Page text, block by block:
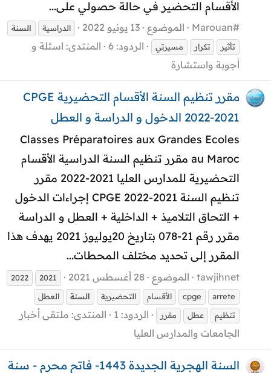
الأقسام التحضير في حالة حصولي على...
Marouan# الموضوع 13 يونيو 2022 الدراسية
السنة
تأثير
تكرار مسيرتي الردود: 6 المنتدى: اسئلة و
أجوبة واستشارة
مقرر تنظيم السنة الأقسام التحضيرية CPGE
2022-2021 الدخول و الدراسة و العطل
Classes Préparatoires aux Grandes Ecoles
au Maroc مقرر تنظيم السنة الدراسية الأقسام
التحضيرية للمدارس العليا 2021-2022 مقرر
تنظيم السنة CPGE 2022-2021 إجراءات الدخول
+ التحاق التلاميذ + الداخلية + العطل و الدراسة
مقرر رقم 21-078 بتاريخ 20يوليوز 2021 يهدف هذا
المقرر إلى تحديد مختلف المحطات...
tawjihnet الموضوع 28 أغسطس 2021 2021
2022
arrete
cpge الأقسام التحضيرية السنة
العطل
تنظيم
عطل مقرر الردود: 1 المنتدى: ملتقى أخبار
الجامعات والمدارس العليا
السنة الهجرية الجديدة 1443- فاتح محرم - سنة